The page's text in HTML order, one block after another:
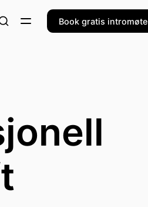
Book gratis intromøte